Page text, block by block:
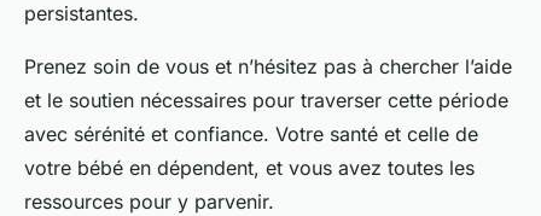
persistantes.
Prenez soin de vous et n’hésitez pas à chercher l’aide
et le soutien nécessaires pour traverser cette période
avec sérénité et confiance. Votre santé et celle de
votre bébé en dépendent, et vous avez toutes les
ressources pour y parvenir.